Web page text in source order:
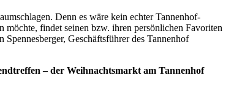
Denn es wäre kein echter Tannenhof-
möchte, findet seinen bzw. ihren persönlichen Favoriten
Geschäftsführer des Tannenhof
– der Weihnachtsmarkt am Tannenhof